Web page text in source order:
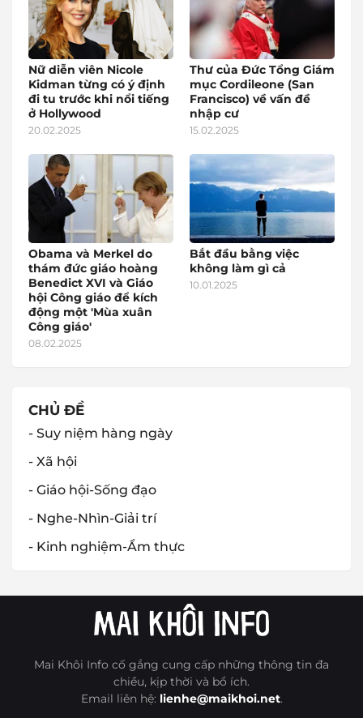
Nữ diễn viên Nicole
Kidman từng có ý định
đi tu trước khi nổi tiếng
ở Hollywood
20.02.2025
Thư của Đức Tổng Giám
mục Cordileone (San
Francisco) về vấn đề
nhập cư
15.02.2025
Obama và Merkel do
thám đức giáo hoàng
Benedict XVI và Giáo
hội Công giáo để kích
động một 'Mùa xuân
Công giáo'
08.02.2025
Bắt đầu bằng việc
không làm gì cả
10.01.2025
CHỦ ĐỀ
- Suy niệm hàng ngày
- Xã hội
- Giáo hội-Sống đạo
- Nghe-Nhìn-Giải trí
- Kinh nghiệm-Ẩm thực
Mai Khôi Info cố gắng cung cấp những thông tin đa
chiều, kịp thời và bổ ích.
Email liên hệ: lienhe@maikhoi.net.